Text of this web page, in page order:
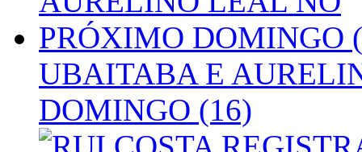
UBAITABA E
DOMINGO (16)